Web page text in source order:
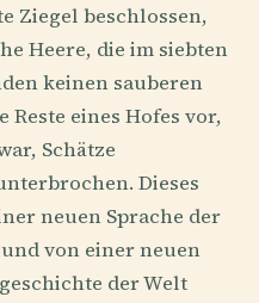
Ziegel beschlossen,
Heere, die im siebten
keinen sauberen
eines Hofes vor,
Schätze
Dieses
neuen Sprache der
von einer neuen
der Welt